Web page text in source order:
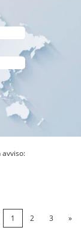
1 2 3 »